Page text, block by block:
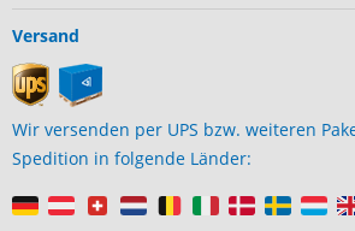
Versand
Wir versenden per UPS bzw. weiteren
Spedition in folgende Länder: